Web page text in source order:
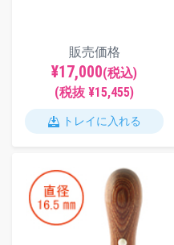
販売価格
¥17,000(税込)
(税抜 ¥15,455)
トレイに入れる